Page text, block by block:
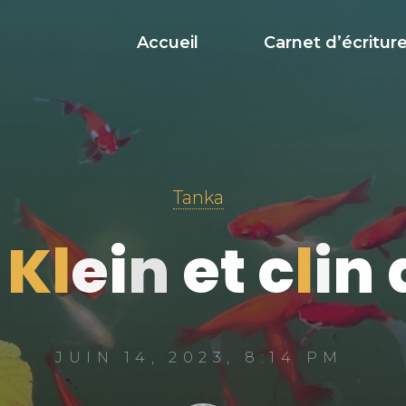
Accueil Carnet
Tanka
Klein etclin
JUIN 14, 2023, 8:14 PM